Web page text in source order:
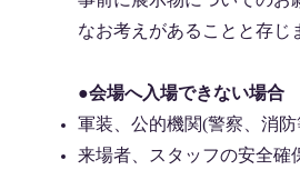
なお考えがあることと存じ
●会場へ入場できない場合
軍装、公的機関(警察、消
来場者、スタッフの安全確